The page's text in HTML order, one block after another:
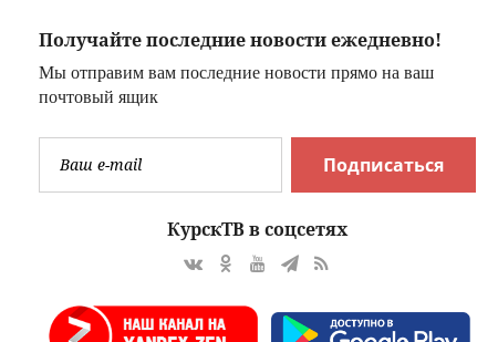
Получайте последние новости ежедневно!
Мы отправим вам последние новости прямо на ваш
почтовый ящик
Подписаться
КурскТВ в соцсетях